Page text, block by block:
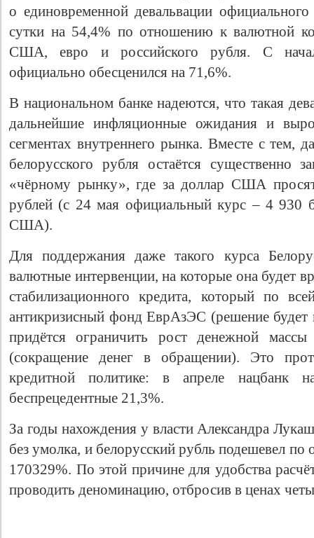
о единовременной девальвации
сутки на 54,4% по отношению к валютной
США, евро и российского рубля. С
официально обесценился на 71,6%.
В национальном банке надеются, что такая
дальнейшие инфляционные ожидания и
сегментах внутреннего рынка. Вместе с тем,
белорусского рубля остаётся
«чёрному рынку», где за доллар США
рублей (с 24 мая официальный курс – 4 930
США).
Для поддержания даже такого курса
валютные интервенции, на которые она будет
стабилизационного кредита, который по
антикризисный фонд ЕврАзЭС (решение
придётся ограничить рост денежной
(сокращение денег в обращении). Это
кредитной политике: в апреле нацбанк
беспрецедентные 21,3%.
За годы нахождения у власти Александра
без умолка, и белорусский рубль подешевел
170329%. По этой причине для удобства
проводить деноминацию, отбросив в ценах